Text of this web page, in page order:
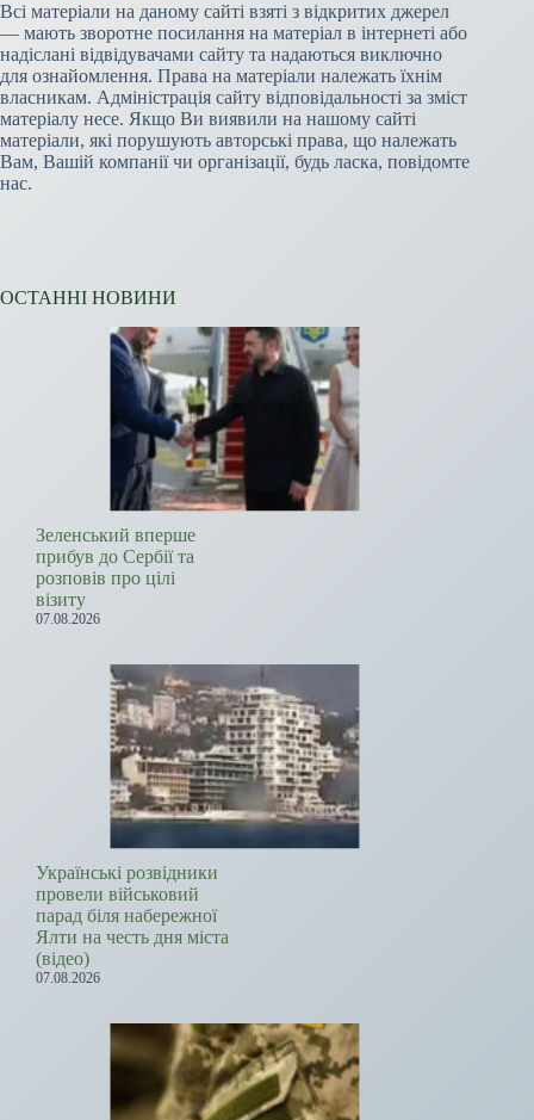
Всі матеріали на даному сайті взяті з відкритих джерел
— мають зворотне посилання на матеріал в інтернеті або
надіслані відвідувачами сайту та надаються виключно
для ознайомлення. Права на матеріали належать їхнім
власникам. Адміністрація сайту відповідальності за зміст
матеріалу несе. Якщо Ви виявили на нашому сайті
матеріали, які порушують авторські права, що належать
Вам, Вашій компанії чи організації, будь ласка, повідомте
нас.
ОСТАННІ НОВИНИ
Зеленський вперше
прибув до Сербії та
розповів про цілі
візиту
07.08.2026
Українські розвідники
провели військовий
парад біля набережної
Ялти на честь дня міста
(відео)
07.08.2026